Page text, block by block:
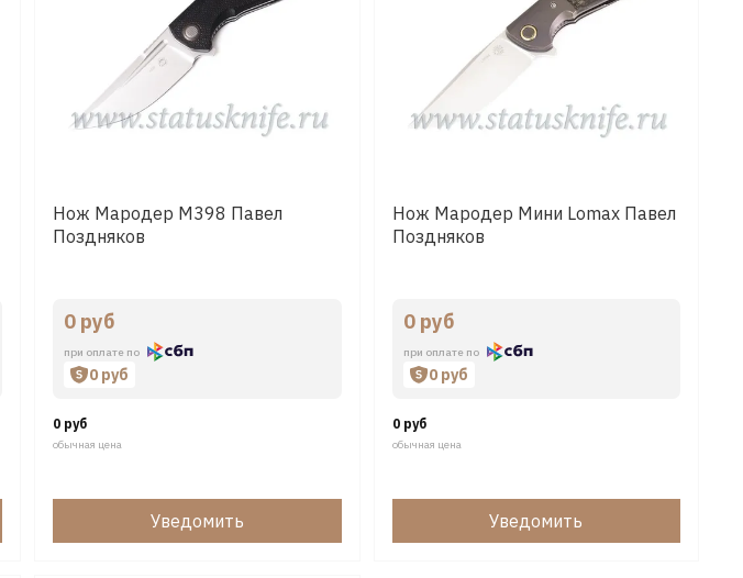
Нож Мародер M398 Павел
Поздняков
0 руб
при оплате по
0 руб
0 руб
обычная цена
Уведомить
Нож Мародер Мини Lomax Павел
Поздняков
0 руб
при оплате по
0 руб
0 руб
обычная цена
Уведомить